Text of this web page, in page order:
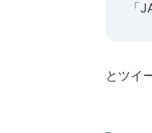
「
とツイ